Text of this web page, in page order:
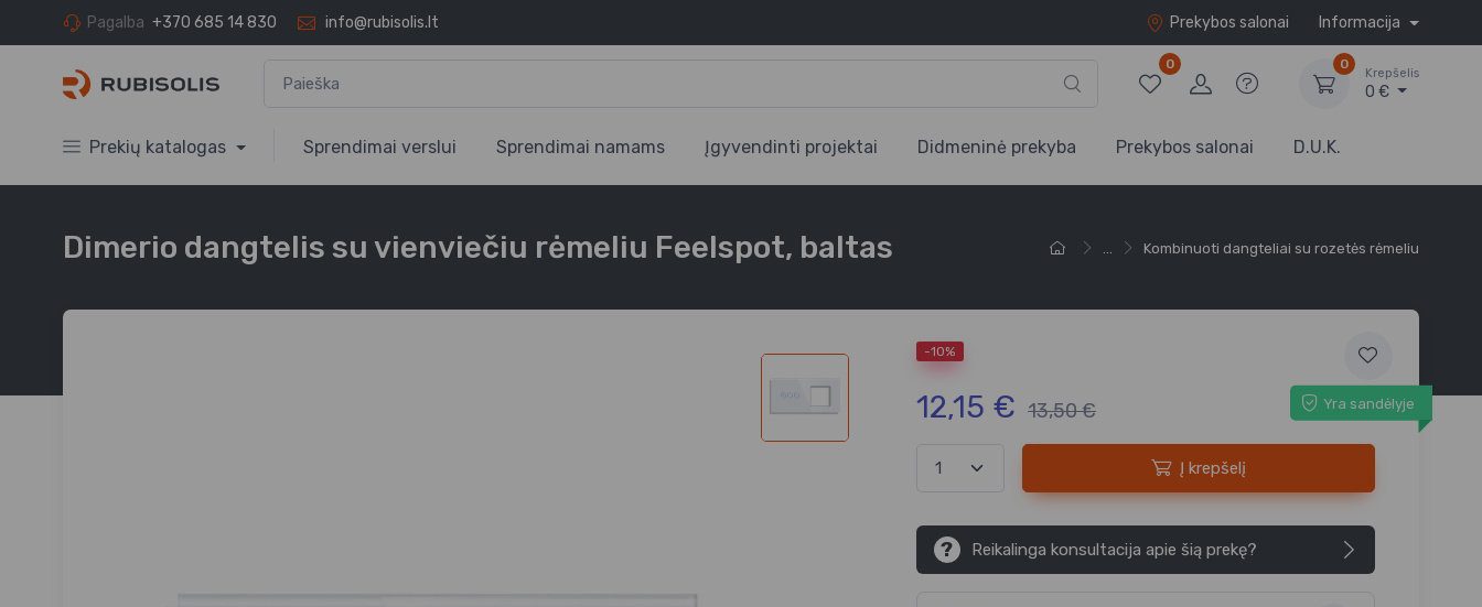
Pagalba +370 685 14 830 info@rubisolis.lt Prekybos salonai Informacija
0 0
Krepšelis
0 €
Prekių katalogas Sprendimai verslui Sprendimai namams Įgyvendinti projektai Didmeninė prekyba Prekybos salonai D.U.K.
Kombinuoti dangteliai su rozetės rėmeliu
Dimerio dangtelis su vienviečiu rėmeliu Feelspot, baltas
-10%
12,15 € 13,50 € Yra sandėlyje
Į krepšelį
? Reikalinga konsultacija apie šią prekę?